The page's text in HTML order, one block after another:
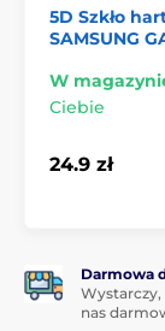
*Zdjęcia mają
Aplikacja dla
Kolejną
Samsung
Idealna
5D Szkło
SAMSUNG
W
Ciebie
24.9 zł
Darmowa
Wystarczy,
nas